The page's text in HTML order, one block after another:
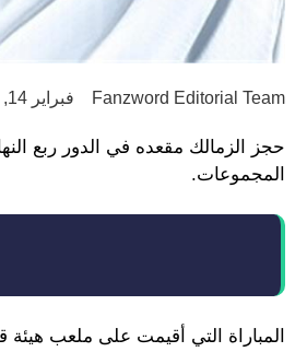
Fanzword Editorial Team فبراير 14, 2026
المجموعات.
المباراة التي أقيمت على ملعب